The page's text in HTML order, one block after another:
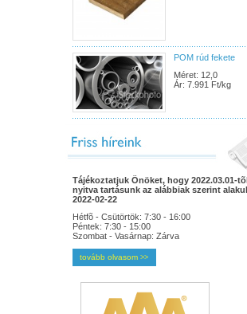
POM rúd fekete
Méret: 12,0
Ár: 7.991 Ft/kg
Tájékoztatjuk Önöket, hogy 2022.03.01-
nyitva tartásunk az alábbiak szerint
2022-02-22
Hétfõ - Csütörtök: 7:30 - 16:00
Péntek: 7:30 - 15:00
Szombat - Vasárnap: Zárva
tovább olvasom >>